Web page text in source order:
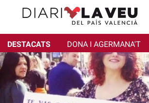
DESTACATS DONA I AGERMANA'T